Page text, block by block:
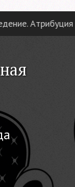
Атрибуция